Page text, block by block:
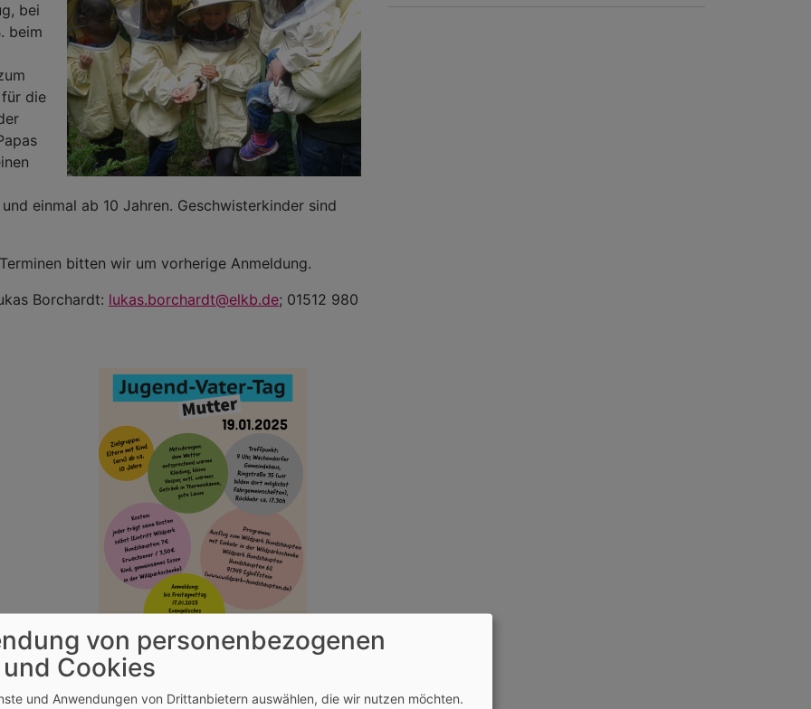
bei
beim
für die
einmal ab 10 Jahren. Geschwisterkinder sind
bitten wir um vorherige Anmeldung.
Borchardt: lukas.borchardt@elkb.de; 01512 980
Kind-Tag Väter
von personenbezogenen
Cookies
und Anwendungen von Drittanbietern auswählen, die wir nutzen möchten.